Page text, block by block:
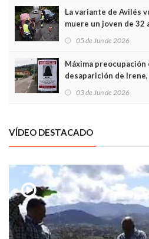
La variante de Avilés
muere un joven de 32
05 de Jun de 2026
Máxima preocupación
desaparición de
03 de Jun de 2026
VÍDEO DESTACADO